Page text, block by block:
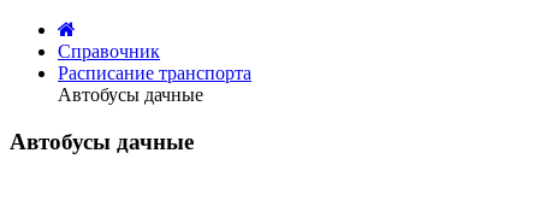
Справочник
Расписание транспорта
Автобусы дачные
Автобусы дачные